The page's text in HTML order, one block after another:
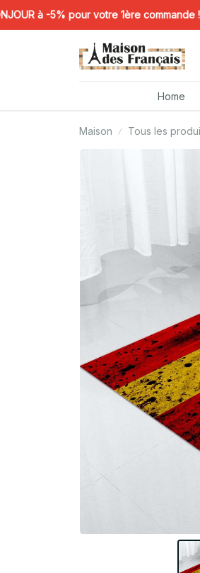
à -5% pour votre 1ère commande ! ⚡️
Home
Maison Tous les